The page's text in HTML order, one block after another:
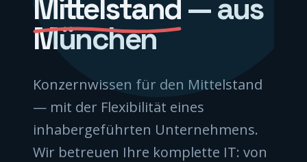
Mittelstand— aus
München
Konzernwissen für den Mittelstand
— mit der Flexibilität eines
inhabergeführten Unternehmens.
Wir betreuen Ihre komplette IT: von